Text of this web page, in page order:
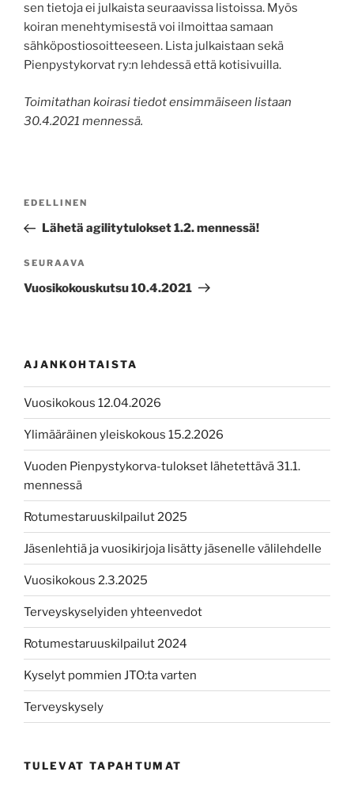
sen tietoja ei julkaista seuraavissa listoissa. Myös
koiran menehtymisestä voi ilmoittaa samaan
sähköpostiosoitteeseen. Lista julkaistaan sekä
Pienpystykorvat ry:n lehdessä että kotisivuilla.
Toimitathan koirasi tiedot ensimmäiseen listaan
30.4.2021 mennessä.
Edellinen
artikkeli
EDELLINEN
Lähetä agilitytulokset 1.2. mennessä!
Seuraava
artikkeli
SEURAAVA
Vuosikokouskutsu 10.4.2021
AJANKOHTAISTA
Vuosikokous 12.04.2026
Ylimääräinen yleiskokous 15.2.2026
Vuoden Pienpystykorva-tulokset lähetettävä 31.1.
mennessä
Rotumestaruuskilpailut 2025
Jäsenlehtiä ja vuosikirjoja lisätty jäsenelle välilehdelle
Vuosikokous 2.3.2025
Terveyskyselyiden yhteenvedot
Rotumestaruuskilpailut 2024
Kyselyt pommien JTO:ta varten
Terveyskysely
TULEVAT TAPAHTUMAT